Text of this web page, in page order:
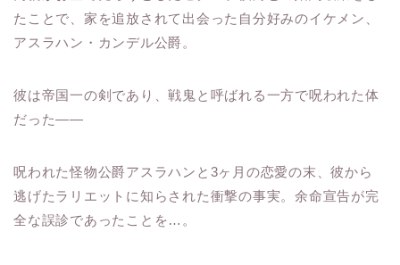
たことで、家を追放されて出会った自分好みのイケメン、
アスラハン・カンデル公爵。
彼は帝国一の剣であり、戦鬼と呼ばれる一方で呪われた体
だった――
呪われた怪物公爵アスラハンと3ヶ月の恋愛の末、彼から
逃げたラリエットに知らされた衝撃の事実。余命宣告が完
全な誤診であったことを…。